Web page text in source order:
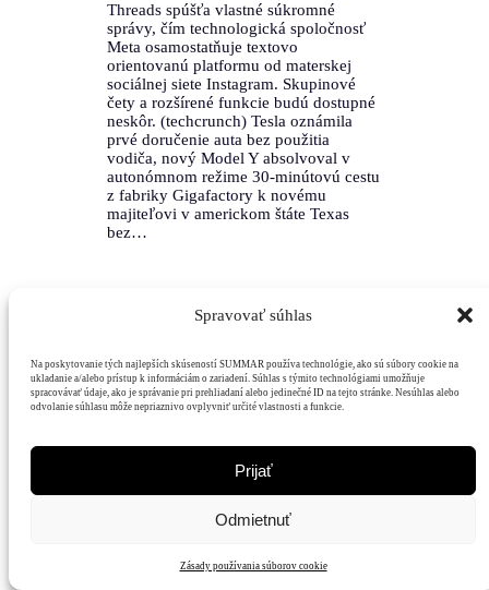
Spravovať súhlas
Na poskytovanie tých najlepších skúseností SUMMAR používa technológie, ako sú súbory cookie na
ukladanie a/alebo prístup k informáciám o zariadení. Súhlas s týmito technológiami umožňuje
spracovávať údaje, ako je správanie pri prehliadaní alebo jedinečné ID na tejto stránke. Nesúhlas alebo
odvolanie súhlasu môže nepriaznivo ovplyvniť určité vlastnosti a funkcie.
Prijať
Odmietnuť
Zásady používania súborov cookie
Threads spúšťa vlastné súkromné
správy, čím technologická spoločnosť
Meta osamostatňuje textovo
orientovanú platformu od materskej
sociálnej siete Instagram. Skupinové
čety a rozšírené funkcie budú dostupné
neskôr. (techcrunch) Tesla oznámila
prvé doručenie auta bez použitia
vodiča, nový Model Y absolvoval v
autonómnom režime 30-minútovú cestu
z fabriky Gigafactory k novému
majiteľovi v americkom štáte Texas
bez…
Hodnoty
Mediálny
Čitatelia